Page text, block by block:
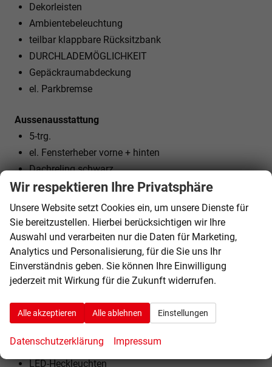
Dekorleisten
Ambientebeleuchtung
teilbar klappbare Rücksitzbank
DURCHLADEMÖGLICHKEIT
Gepäckraumabdeckung
el. Parkbremse
Aussenausstattung
5-trg.
el. Fensterheber vorne + hinten
Dachreling schwarz
abgedunkelte Heckscheiben
el. heranklappbare und beheizbare Außenspiegel
Spiegel automatisch abblendend
Colorverglasung
Regensensor
Licht und Sicht
Matrix LED
LED-Tagfahrlicht
LED-Heckleuchten
Wir respektieren Ihre Privatsphäre
Unsere Website setzt Cookies ein, um unsere Dienste für
Sie bereitzustellen. Hierbei berücksichtigen wir Ihre
Auswahl und verarbeiten nur die Daten für Marketing,
Analytics und Personalisierung, für die Sie uns Ihr
Einverständnis geben. Sie können Ihre Einwilligung
jederzeit mit Wirkung für die Zukunft widerrufen.
Alle akzeptieren Alle ablehnen Einstellungen
Datenschutzerklärung Impressum